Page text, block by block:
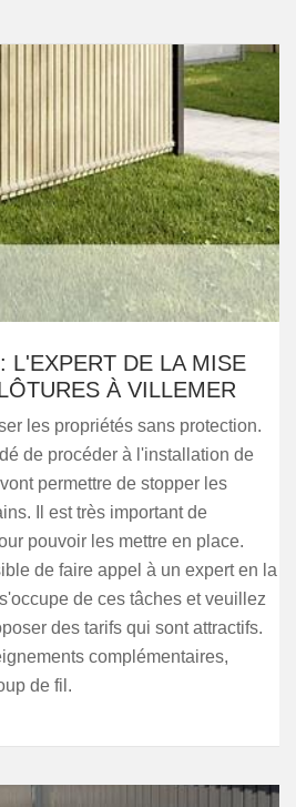
L'EXPERT DE LA MISE
À VILLEMER
les propriétés sans protection.
de procéder à l'installation de
permettre de stopper les
Il est très important de
pouvoir les mettre en place.
de faire appel à un expert en la
de ces tâches et veuillez
des tarifs qui sont attractifs.
complémentaires,
de fil.